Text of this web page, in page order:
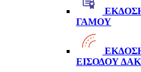
ΓΆΜΟΥ
ΕΙΣΌΔΟΥ